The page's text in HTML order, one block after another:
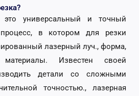
универсальный и точный
в котором для резки
лазерный луч., форма,
Известен своей
детали со сложными
точностью., лазерная